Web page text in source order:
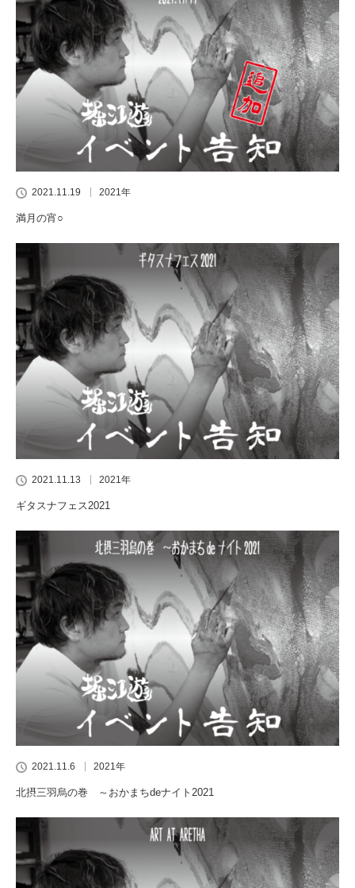
2021.11.19 2021年
満月の宵○
2021.11.13 2021年
ギタスナフェス2021
2021.11.6 2021年
北摂三羽烏の巻 ～おかまちdeナイト2021